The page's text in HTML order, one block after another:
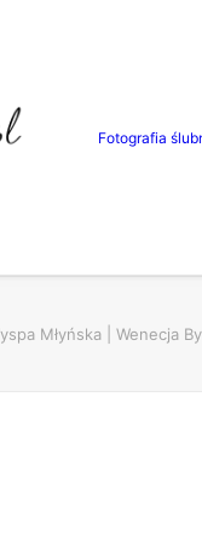
Fotografia
Młyńska | Wenecja